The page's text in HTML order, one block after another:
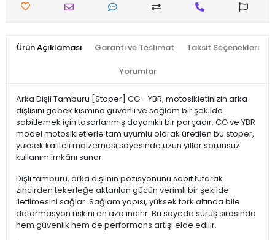
Ürün Açıklaması Garanti ve Teslimat Taksit Seçenekleri
Yorumlar
Arka Dişli Tamburu [Stoper] CG - YBR, motosikletinizin arka
dişlisini göbek kısmına güvenli ve sağlam bir şekilde
sabitlemek için tasarlanmış dayanıklı bir parçadır. CG ve YBR
model motosikletlerle tam uyumlu olarak üretilen bu stoper,
yüksek kaliteli malzemesi sayesinde uzun yıllar sorunsuz
kullanım imkânı sunar.
Dişli tamburu, arka dişlinin pozisyonunu sabit tutarak
zincirden tekerleğe aktarılan gücün verimli bir şekilde
iletilmesini sağlar. Sağlam yapısı, yüksek tork altında bile
deformasyon riskini en aza indirir. Bu sayede sürüş sırasında
hem güvenlik hem de performans artışı elde edilir.